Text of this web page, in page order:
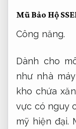
Mũ Bảo Hộ
Công năng.
Dành cho
như nhà
kho chứa
vực có nguy
mỹ hiện đại.